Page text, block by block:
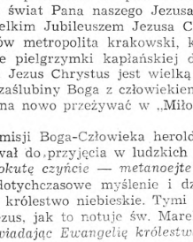
świat Pana naszego Jezusa
Jubileuszem Jezusa
metropolita krakowski,
pielgrzymki kapłańskiej
Jezus Chrystus jest wielką
Boga z
na nowo przeżywać w
Boga-Człowieka
do,przyjęcia w ludzkich
czyńcie — metanoejte
myślenie i
królestwo niebieskie. Tymi
jak to notuje św.
Ewangelię